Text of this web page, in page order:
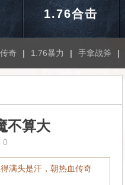
1.76合击
奇 | 1.76暴力 | 手拿战斧 |
不算大
0
满头是汗，朝热血传奇